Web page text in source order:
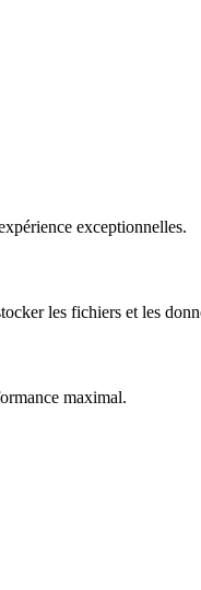
exceptionnelles.
les fichiers et les
maximal.